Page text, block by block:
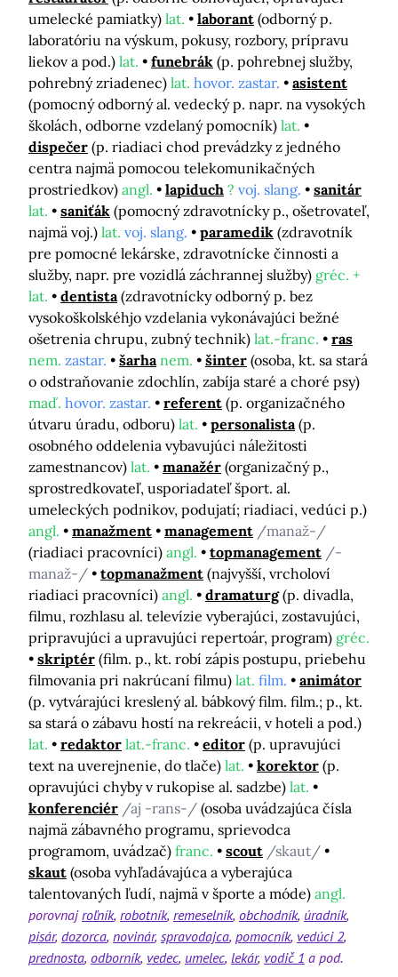
umelecké pamiatky) lat. laborant (odborný p.
laboratóriu na výskum, pokusy, rozbory, prípravu
liekov a pod.) lat. funebrák (p. pohrebnej služby,
pohrebný zriadenec) lat. hovor. zastar.
asistent
(pomocný odborný al. vedecký p. napr. na vysokých
školách, odborne vzdelaný pomocník) lat.
dispečer (p. riadiaci chod prevádzky z jedného
centra najmä pomocou telekomunikačných
prostriedkov) angl. lapiduch ? voj. slang.
sanitár
lat.
saniťák (pomocný zdravotnícky p., ošetrovateľ,
najmä voj.) lat. voj. slang. paramedik (zdravotník
pre pomocné lekárske, zdravotnícke činnosti a
služby, napr. pre vozidlá záchrannej služby) gréc. +
lat.
dentista (zdravotnícky odborný p. bez
vysokoškolskéhjo vzdelania vykonávajúci bežné
ošetrenia chrupu, zubný technik) lat.-franc.
ras
nem. zastar. šarha nem. šinter (osoba, kt. sa stará
o odstraňovanie zdochlín, zabíja staré a choré psy)
maď. hovor. zastar. referent (p. organizačného
útvaru úradu, odboru) lat. personalista (p.
osobného oddelenia vybavujúci náležitosti
zamestnancov) lat. manažér (organizačný p.,
sprostredkovateľ, usporiadateľ šport. al.
umeleckých podnikov, podujatí; riadiaci, vedúci p.)
angl.
manažment management /manaž-/
(riadiaci pracovníci) angl. topmanagement /-
manaž-/
topmanažment (najvyšší, vrcholoví
riadiaci pracovníci) angl. dramaturg (p. divadla,
filmu, rozhlasu al. televízie vyberajúci, zostavujúci,
pripravujúci a upravujúci repertoár, program) gréc.
skriptér (film. p., kt. robí zápis postupu, priebehu
filmovania pri nakrúcaní filmu) lat. film.
animátor
(p. vytvárajúci kreslený al. bábkový film. film.; p., kt.
sa stará o zábavu hostí na rekreácii, v hoteli a pod.)
lat.
redaktor lat.-franc. editor (p. upravujúci
text na uverejnenie, do tlače) lat. korektor (p.
opravujúci chyby v rukopise al. sadzbe) lat.
konferenciér /aj -rans-/ (osoba uvádzajúca čísla
najmä zábavného programu, sprievodca
programom, uvádzač) franc. scout /skaut/
skaut (osoba vyhľadávajúca a vyberajúca
talentovaných ľudí, najmä v športe a móde) angl.
porovnajroľník robotník remeselník obchodník úradník
pisár dozorca novinár spravodajca pomocník vedúci 2
prednosta odborník vedec umelec lekár vodič 1 a pod.